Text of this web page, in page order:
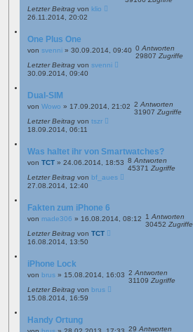
Letzter Beitrag von klio
26.11.2014, 20:02
One Plus One
von svenni » 30.09.2014, 09:40 0 Antworten
29807 Zugriffe
Letzter Beitrag von svenni
30.09.2014, 09:40
Dual-SIM
von Wowo » 17.09.2014, 21:02 2 Antworten
31907 Zugriffe
Letzter Beitrag von tszr
18.09.2014, 06:11
Was haltet ihr von Smartwatches?
von TCT » 24.06.2014, 18:53 8 Antworten
45371 Zugriffe
Letzter Beitrag von bf_aues
27.08.2014, 12:40
Fakten zum iPhone 6
von made306 » 16.08.2014, 08:12 1 Antworten
30452 Zugriffe
Letzter Beitrag von TCT
16.08.2014, 13:50
iPhone Lock
von brus » 15.08.2014, 16:03 2 Antworten
31109 Zugriffe
Letzter Beitrag von brus
15.08.2014, 16:59
Handy Ortung
29 Antworten